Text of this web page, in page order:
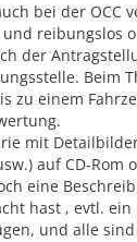
bei der OCC
reibungslos
der
Beim
zu einem
mit
auf CD-Rom
eine
hast , evtl. ein
und alle